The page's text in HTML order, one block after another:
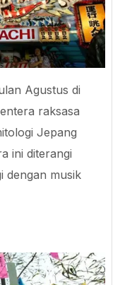
Agustus di
raksasa
Jepang
ini diterangi
dengan musik